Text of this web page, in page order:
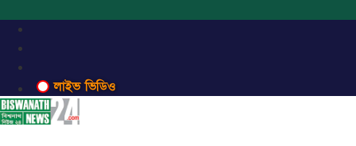
লাইভ ভিডিও